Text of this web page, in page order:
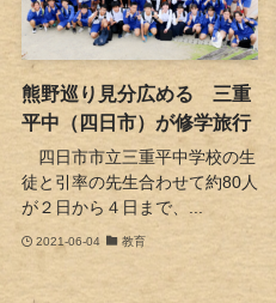
熊野巡り見分広める 三重
平中（四日市）が修学旅行
四日市市立三重平中学校の生
徒と引率の先生合わせて約80人
が２日から４日まで、...
2021-06-04 教育